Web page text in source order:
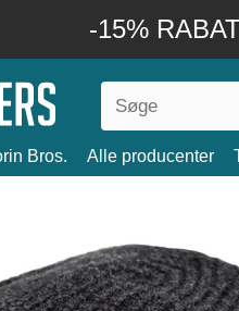
-15%
Bros. Alle producenter